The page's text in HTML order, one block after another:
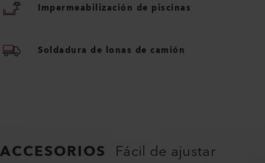
Impermeabilización de piscinas
Soldadura de lonas de camión
ACCESORIOS Fácil de ajustar